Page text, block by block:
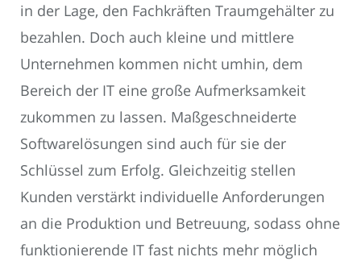
in der Lage, den Fachkräften Traumgehälter zu
bezahlen. Doch auch kleine und mittlere
Unternehmen kommen nicht umhin, dem
Bereich der IT eine große Aufmerksamkeit
zukommen zu lassen. Maßgeschneiderte
Softwarelösungen sind auch für sie der
Schlüssel zum Erfolg. Gleichzeitig stellen
Kunden verstärkt individuelle Anforderungen
an die Produktion und Betreuung, sodass ohne
funktionierende IT fast nichts mehr möglich